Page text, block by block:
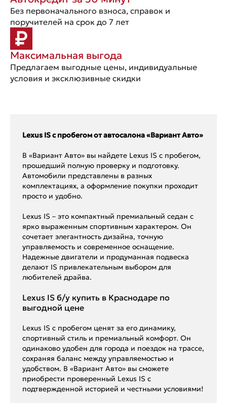
Без первоначального взноса, справок и
поручителей на срок до 7 лет
Максимальная выгода
Предлагаем выгодные цены, индивидуальные
условия и эксклюзивные скидки
Lexus IS с пробегом от автосалона «Вариант Авто»
В «Вариант Авто» вы найдете Lexus IS с пробегом,
прошедший полную проверку и подготовку.
Автомобили представлены в разных
комплектациях, а оформление покупки проходит
просто и удобно.
Lexus IS – это компактный премиальный седан с
ярко выраженным спортивным характером. Он
сочетает элегантность дизайна, точную
управляемость и современное оснащение.
Надежные двигатели и продуманная подвеска
делают IS привлекательным выбором для
любителей драйва.
Lexus IS б/у купить в Краснодаре по
выгодной цене
Lexus IS с пробегом ценят за его динамику,
спортивный стиль и премиальный комфорт. Он
одинаково удобен для города и поездок на трассе,
сохраняя баланс между управляемостью и
удобством. В «Вариант Авто» вы сможете
приобрести проверенный Lexus IS с
подтвержденной историей и честными условиями!